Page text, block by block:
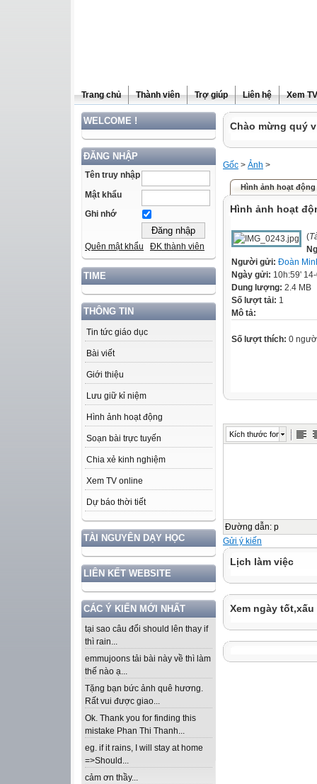
Trang chủ Thành viên Trợ giúp Liên hệ Xem TV
WELCOME !
ĐĂNG NHẬP
Tên truy nhập
Mật khẩu
Ghi nhớ
Quên mật khẩu ĐK thành viên
TIME
THÔNG TIN
Tin tức giáo dục
Bài viết
Giới thiệu
Lưu giữ kỉ niệm
Hình ảnh hoạt động
Soạn bài trực tuyến
Chia xẻ kinh nghiệm
Xem TV online
Dự báo thời tiết
TÀI NGUYÊN DẠY HỌC
LIÊN KẾT WEBSITE
CÁC Ý KIẾN MỚI NHẤT
tại sao câu đổi should lên thay if
thì rain...
emmujoons tải bài này về thì làm
thế nào ạ...
Tặng bạn bức ảnh quê hương.
Rất vui được giao...
Ok. Thank you for finding this
mistake Phan Thi Thanh...
eg. if it rains, I will stay at home
=>Should...
cảm ơn thầy...
Chào mừng quý
Gốc > Ảnh >
Hình ảnh hoạt động
Hình ảnh hoạt
(
Người gửi: Đoàn
Ngày gửi: 10h:59'
Dung lượng: 2.4 MB
Số lượt tải: 1
Mô tả:
Số lượt thích: 0
Kích thước font
Đường dẫn: p
Gửi ý kiến
Lịch làm việc
Xem ngày tốt,xấu